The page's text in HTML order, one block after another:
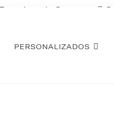
Sequra
PERSONALIZADOS